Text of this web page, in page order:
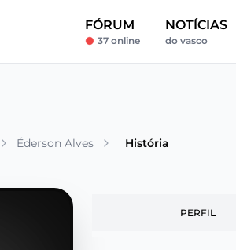
FÓRUM
37 online
NOTÍCIAS
do vasco
Éderson Alves História
PERFIL